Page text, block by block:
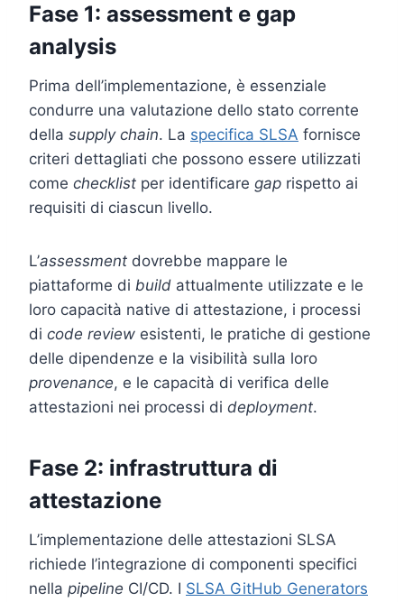
Fase 1: assessment e gap
analysis
Prima dell’implementazione, è essenziale
condurre una valutazione dello stato corrente
della supply chain. La specifica SLSA fornisce
criteri dettagliati che possono essere utilizzati
come checklist per identificare gap rispetto ai
requisiti di ciascun livello.
L’assessment dovrebbe mappare le
piattaforme di build attualmente utilizzate e le
loro capacità native di attestazione, i processi
di code review esistenti, le pratiche di gestione
delle dipendenze e la visibilità sulla loro
provenance, e le capacità di verifica delle
attestazioni nei processi di deployment.
Fase 2: infrastruttura di
attestazione
L’implementazione delle attestazioni SLSA
richiede l’integrazione di componenti specifici
nella pipeline CI/CD. I SLSA GitHub Generators